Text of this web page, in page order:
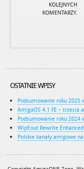
KOLEJNYCH
KOMENTARZY.
OSTATNIE WPISY
Podsumowanie roku 2025
AmigaOS 4.1 FE – trzecia
Podsumowanie roku 2024
WipEout Rewrite
Polskie kanały amigowe